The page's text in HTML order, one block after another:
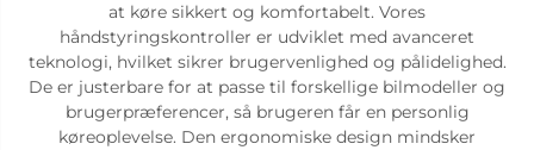
at køre sikkert og komfortabelt. Vores
håndstyringskontroller er udviklet med avanceret
teknologi, hvilket sikrer brugervenlighed og pålidelighed.
De er justerbare for at passe til forskellige bilmodeller og
brugerpræferencer, så brugeren får en personlig
køreoplevelse. Den ergonomiske design mindsker